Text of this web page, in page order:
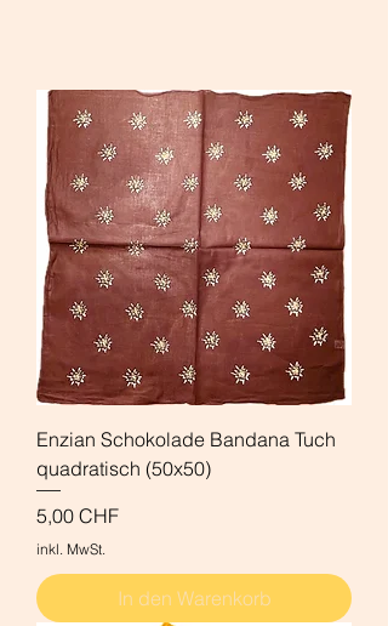
Enzian Schokolade Bandana Tuch
quadratisch (50x50)
Preis
5,00 CHF
inkl. MwSt.
In den Warenkorb